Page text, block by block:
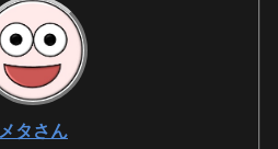
メタさん